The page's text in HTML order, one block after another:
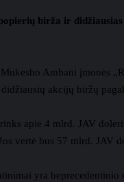
birža ir
Ambani įmonės
akcijų biržų
apie 4 mlrd. JAV
vertė bus 57 mlrd. JAV
yra